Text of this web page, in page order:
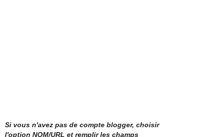
Si vous n'avez pas de compte blogger, choisir
l'option NOM/URL et remplir les champs